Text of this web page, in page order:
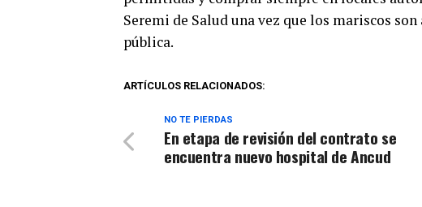
Seremi de Salud una vez que los mariscos
pública.
ARTÍCULOS RELACIONADOS:
NO TE PIERDAS
En etapa de revisión del contrato se
encuentra nuevo hospital de Ancud